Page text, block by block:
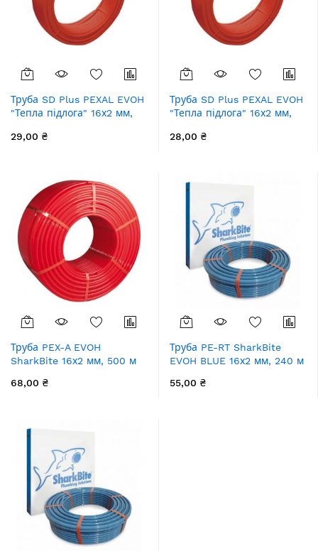
Труба SD Plus PEXAL EVOH
"Тепла підлога" 16х2 мм,
29,00 ₴
Труба SD Plus PEXAL EVOH
"Тепла підлога" 16х2 мм,
28,00 ₴
Труба PEX-A EVOH
SharkBite 16х2 мм, 500 м
68,00 ₴
Труба PE-RT SharkBite
EVOH BLUE 16х2 мм, 240 м
55,00 ₴